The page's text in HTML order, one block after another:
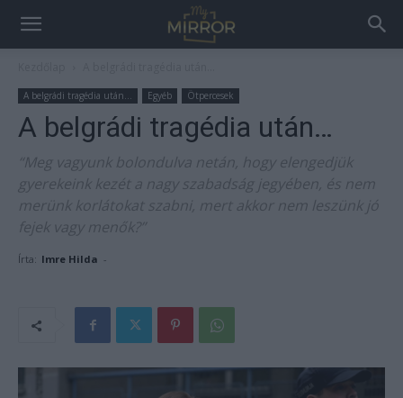
A belgrádi tragédia után... Egyéb Ötpercesek
A belgrádi tragédia után…
“Meg vagyunk bolondulva netán, hogy elengedjük
gyerekeink kezét a nagy szabadság jegyében, és nem
merünk korlátokat szabni, mert akkor nem leszünk jó
fejek vagy menők?”
Írta: Imre Hilda -